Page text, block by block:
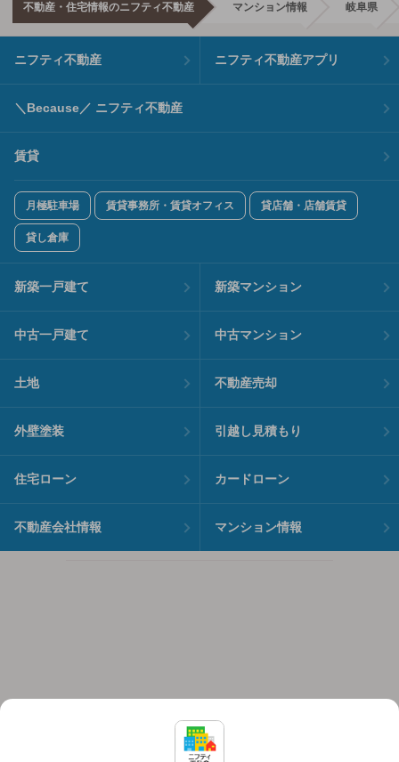
不動産・住宅情報のニフティ不動産 マンション情報 岐阜県
ニフティ不動産 ニフティ不動産アプリ
＼Because／ ニフティ不動産
賃貸
月極駐車場 賃貸事務所・賃貸オフィス 貸店舗・店舗賃貸
貸し倉庫
新築一戸建て 新築マンション
中古一戸建て 中古マンション
土地 不動産売却
外壁塗装 引越し見積もり
住宅ローン カードローン
不動産会社情報 マンション情報